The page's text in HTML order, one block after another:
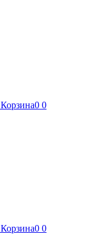
Корзина0 0
Корзина0 0